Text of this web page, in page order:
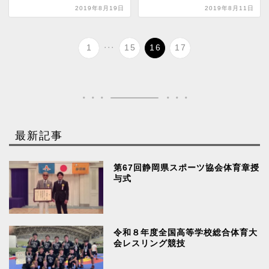
2019年8月19日 2019年8月11日
1 ... 15 16 17
最新記事
第67回静岡県スポーツ協会体育章授
与式
令和８年度全国高等学校総合体育大
会レスリング競技